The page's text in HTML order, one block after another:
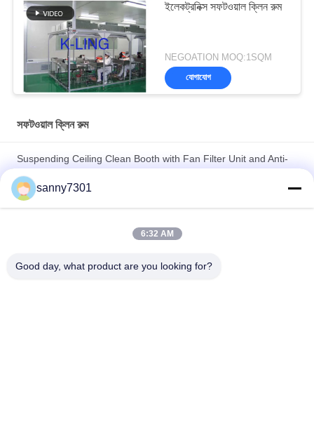
ইলেকট্রনিক্স সফটওয়াল ক্লিন রুম
NEGOATION MOQ:1SQM
যোগাযোগ
সফটওয়াল ক্লিন রুম
Suspending Ceiling Clean Booth with Fan Filter Unit and Anti-
Static PVC Floor
5P Temperature And Humidify Control modular Clean Room
Non-unidirectional Air Flow Design and Technology
sanny7301
6:32 AM
Good day, what product are you looking for?